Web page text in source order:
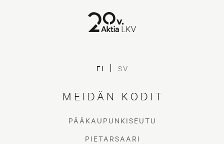
FI SV
MEIDÄN KODIT
PÄÄKAUPUNKISEUTU
PIETARSAARI